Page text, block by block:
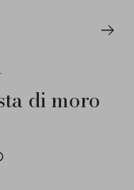
di moro